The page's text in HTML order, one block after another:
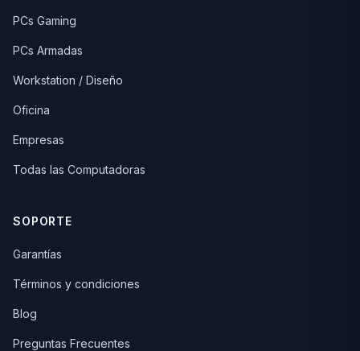
PCs Gaming
PCs Armadas
Workstation / Diseño
Oficina
Empresas
Todas las Computadoras
SOPORTE
Garantías
Términos y condiciones
Blog
Preguntas Frecuentes